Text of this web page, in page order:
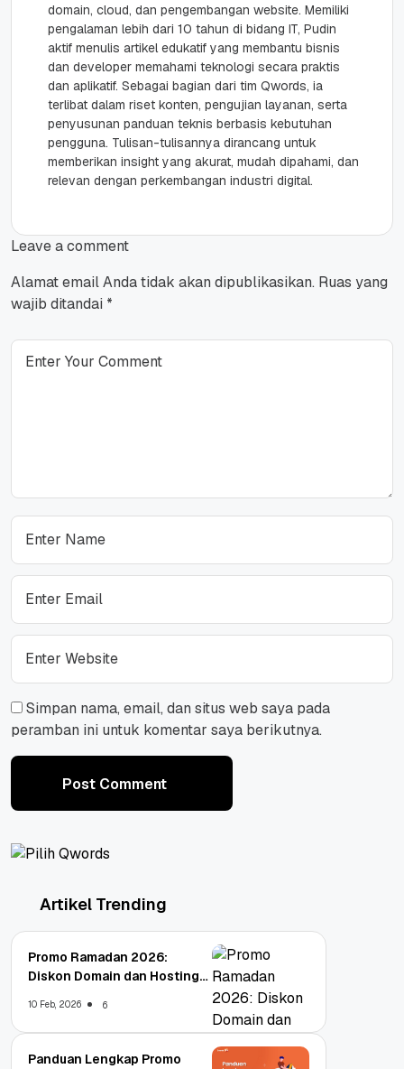
domain, cloud, dan pengembangan website. Memiliki
pengalaman lebih dari 10 tahun di bidang IT, Pudin
aktif menulis artikel edukatif yang membantu bisnis
dan developer memahami teknologi secara praktis
dan aplikatif. Sebagai bagian dari tim Qwords, ia
terlibat dalam riset konten, pengujian layanan, serta
penyusunan panduan teknis berbasis kebutuhan
pengguna. Tulisan-tulisannya dirancang untuk
memberikan insight yang akurat, mudah dipahami, dan
relevan dengan perkembangan industri digital.
Leave a comment
Alamat email Anda tidak akan dipublikasikan. Ruas yang
wajib ditandai *
Simpan nama, email, dan situs web saya pada
peramban ini untuk komentar saya berikutnya.
Post Comment
Artikel Trending
Promo Ramadan 2026:
Diskon Domain dan Hosting
10 Feb, 2026 6
Panduan Lengkap Promo